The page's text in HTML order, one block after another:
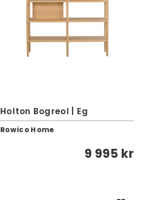
Holton Bogreol | Eg
Rowico Home
9 995 kr